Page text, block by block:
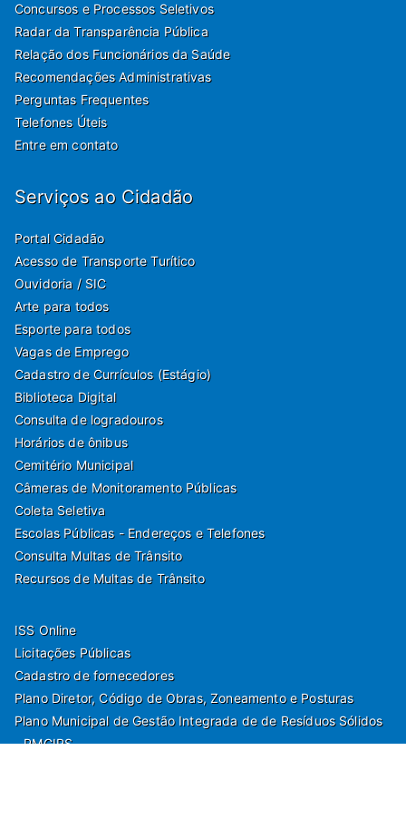
Concursos e Processos Seletivos
Radar da Transparência Pública
Relação dos Funcionários da Saúde
Recomendações Administrativas
Perguntas Frequentes
Telefones Úteis
Entre em contato
Serviços ao Cidadão
Portal Cidadão
Acesso de Transporte Turítico
Ouvidoria / SIC
Arte para todos
Esporte para todos
Vagas de Emprego
Cadastro de Currículos (Estágio)
Biblioteca Digital
Consulta de logradouros
Horários de ônibus
Cemitério Municipal
Câmeras de Monitoramento Públicas
Coleta Seletiva
Escolas Públicas - Endereços e Telefones
Consulta Multas de Trânsito
Recursos de Multas de Trânsito
ISS Online
Licitações Públicas
Cadastro de fornecedores
Plano Diretor, Código de Obras, Zoneamento e Posturas
Plano Municipal de Gestão Integrada de de Resíduos Sólidos
- PMGIRS